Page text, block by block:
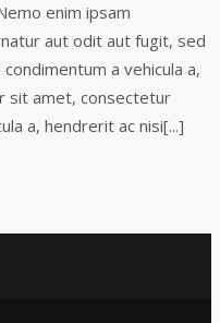
enim ipsam
aut odit aut fugit, sed
a vehicula a,
sit amet, consectetur
a, hendrerit ac nisi[...]